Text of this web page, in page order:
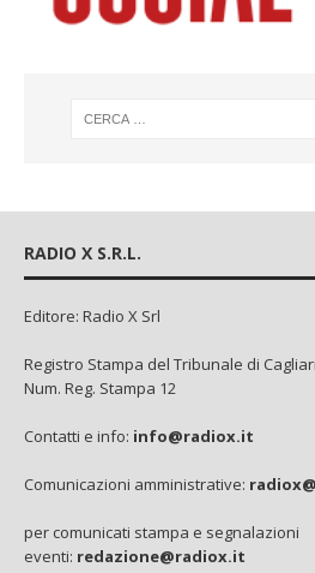
RADIO X S.R.L.
Editore: Radio X Srl
Registro Stampa del Tribunale di
Num. Reg. Stampa 12
Contatti e info: info@radiox.it
Comunicazioni amministrative:
per comunicati stampa e segnalazioni
eventi: redazione@radiox.it